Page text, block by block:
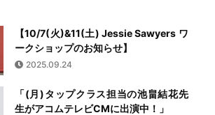
【10/7(火)&11(土) Jessie Sawyers ワ
ークショップのお知らせ】
2025.09.24
「(月)タップクラス担当の池畠結花先
生がアコムテレビCMに出演中！」